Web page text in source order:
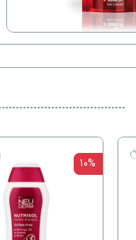
10%